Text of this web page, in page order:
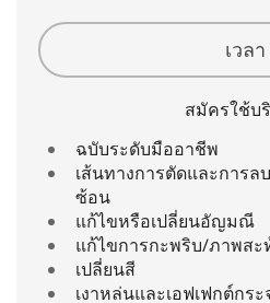
เวลา
สมัครใช้บ
ฉบับระดับมืออาชีพ
เส้นทางการตัดและการ
ซ้อน
แก้ไขหรือเปลี่ยนอัญมณี
แก้ไขการกะพริบ/ภาพส
เปลี่ยนสี
เงาหล่นและเอฟเฟกต์กระ